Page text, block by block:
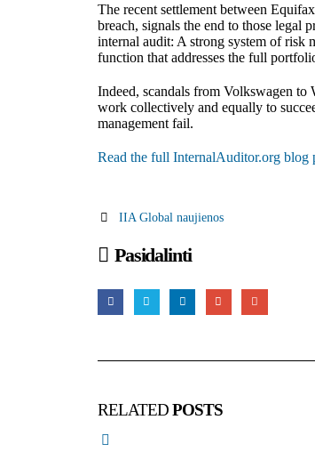
The recent settlement between
breach, signals the end to those legal
internal audit: A strong system of risk
function that addresses the full
Indeed, scandals from Volkswagen to
work collectively and equally to
management fail.
Read the full InternalAuditor.org blog
IIA Global naujienos
Pasidalinti
RELATEDPOSTS